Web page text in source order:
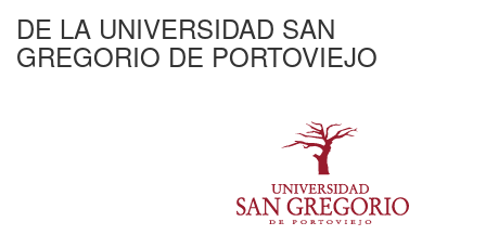
DE LA UNIVERSIDAD SAN
GREGORIO DE PORTOVIEJO